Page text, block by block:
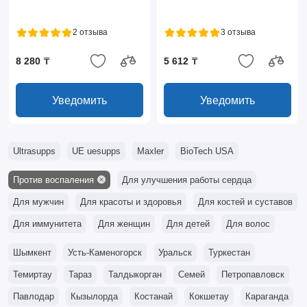
2 отзыва
8 280 ₸
Уведомить
3 отзыва
5 612 ₸
Уведомить
Ultrasupps UE uesupps Maxler BioTech USA
Против воспаления Для улучшения работы сердца
Для мужчин Для красоты и здоровья Для костей и суставов
Для иммунитета Для женщин Для детей Для волос
Шымкент Усть-Каменогорск Уральск Туркестан
Темиртау Тараз Талдыкорган Семей Петропавловск
Павлодар Кызылорда Костанай Кокшетау Караганда